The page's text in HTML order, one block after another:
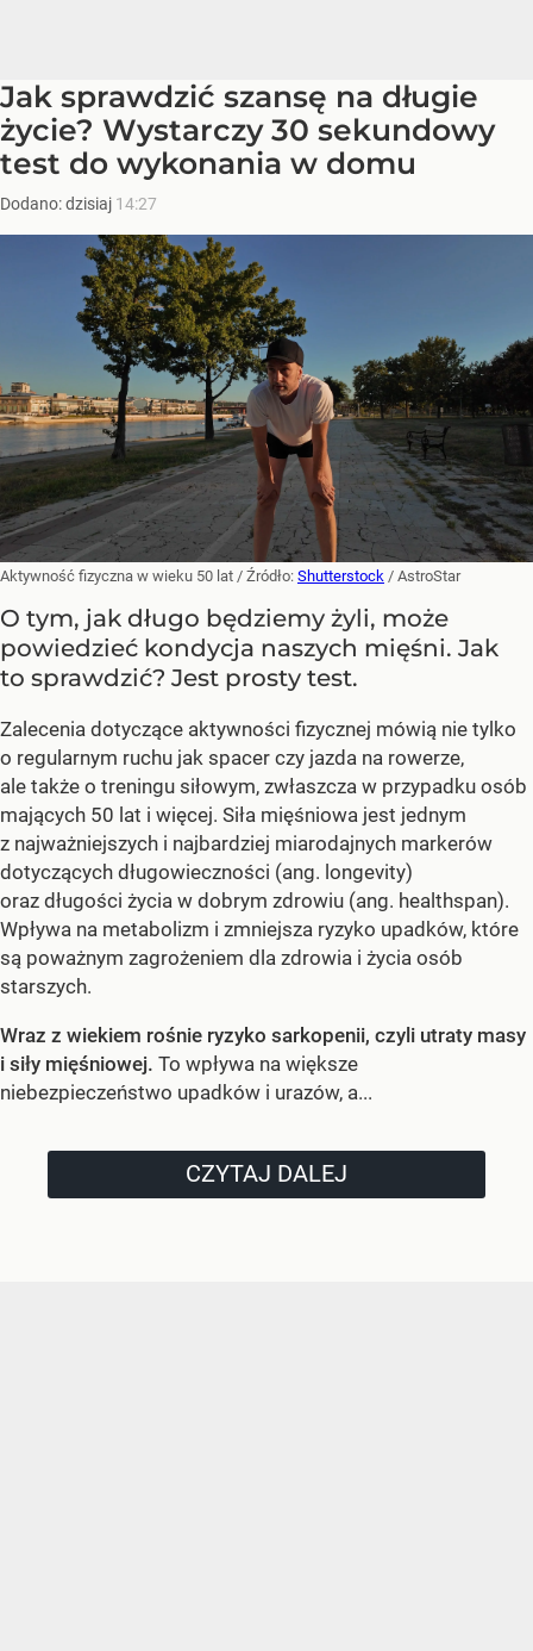
Jak sprawdzić szansę na długie
życie? Wystarczy 30 sekundowy
test do wykonania w domu
Dodano:dzisiaj 14:27
Aktywność fizyczna w wieku 50 lat / Źródło: Shutterstock / AstroStar
O tym, jak długo będziemy żyli, może
powiedzieć kondycja naszych mięśni. Jak
to sprawdzić? Jest prosty test.
Zalecenia dotyczące aktywności fizycznej mówią nie tylko
o regularnym ruchu jak spacer czy jazda na rowerze,
ale także o treningu siłowym, zwłaszcza w przypadku osób
mających 50 lat i więcej. Siła mięśniowa jest jednym
z najważniejszych i najbardziej miarodajnych markerów
dotyczących długowieczności (ang. longevity)
oraz długości życia w dobrym zdrowiu (ang. healthspan).
Wpływa na metabolizm i zmniejsza ryzyko upadków, które
są poważnym zagrożeniem dla zdrowia i życia osób
starszych.
Wraz z wiekiem rośnie ryzyko sarkopenii, czyli utraty masy
i siły mięśniowej. To wpływa na większe
niebezpieczeństwo upadków i urazów, a...
CZYTAJ DALEJ